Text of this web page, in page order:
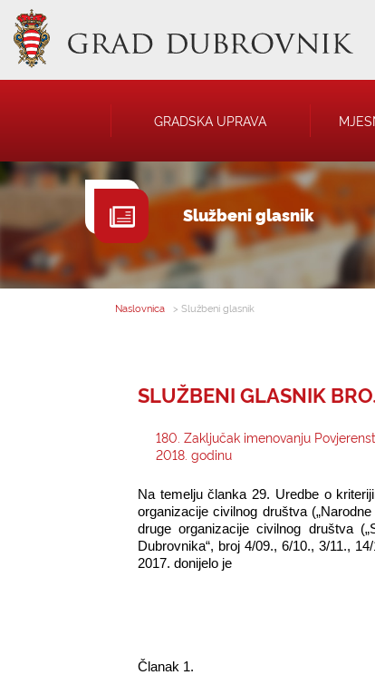
GRADSKA UPRAVA
GRADONAČELNIK
GRADSKO VIJEĆE
UPRAVNA TIJELA
SAVJET MLADIH
NATJEČAJI
JAVNA
Službeni glasnik
Naslovnica > Službeni glasnik
SLUŽBENI GLASNIK
180. Zaključak imenovanju
2018. godinu
Na temelju članka 29. Uredbe o
organizacije civilnog društva
druge organizacije civilnog društva
Dubrovnika“, broj 4/09., 6/10., 3/11.,
2017. donijelo je
Članak 1.